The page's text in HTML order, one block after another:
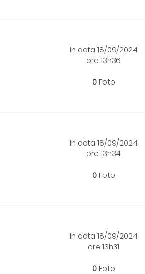
In data 18/09/2024
ore 13h36
0Foto
In data 18/09/2024
ore 13h34
0Foto
In data 18/09/2024
ore 13h31
0Foto